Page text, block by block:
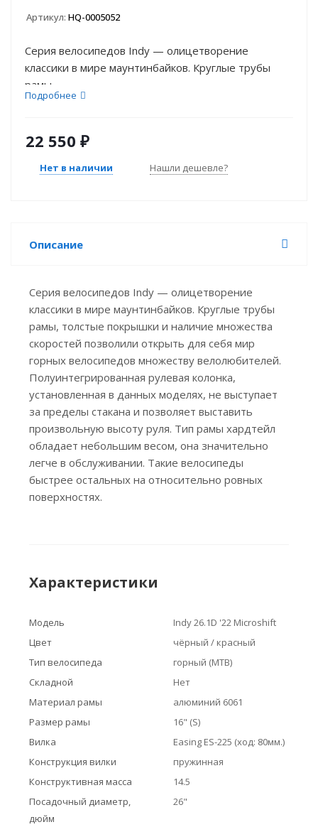
Артикул: HQ-0005052
Серия велосипедов Indy — олицетворение
классики в мире маунтинбайков. Круглые трубы
рамы, ...
Подробнее
22 550 ₽
Нет в наличии Нашли дешевле?
Описание
Серия велосипедов Indy — олицетворение
классики в мире маунтинбайков. Круглые трубы
рамы, толстые покрышки и наличие множества
скоростей позволили открыть для себя мир
горных велосипедов множеству велолюбителей.
Полуинтегрированная рулевая колонка,
установленная в данных моделях, не выступает
за пределы стакана и позволяет выставить
произвольную высоту руля. Тип рамы хардтейл
обладает небольшим весом, она значительно
легче в обслуживании. Такие велосипеды
быстрее остальных на относительно ровных
поверхностях.
Характеристики
Модель
Indy 26.1D '22 Microshift
Цвет
чёрный / красный
Тип велосипеда
горный (MTB)
Складной
Нет
Материал рамы
алюминий 6061
Размер рамы
16" (S)
Вилка
Easing ES-225 (ход: 80мм.)
Конструкция вилки
пружинная
Конструктивная масса
14.5
Посадочный диаметр,
дюйм
26"